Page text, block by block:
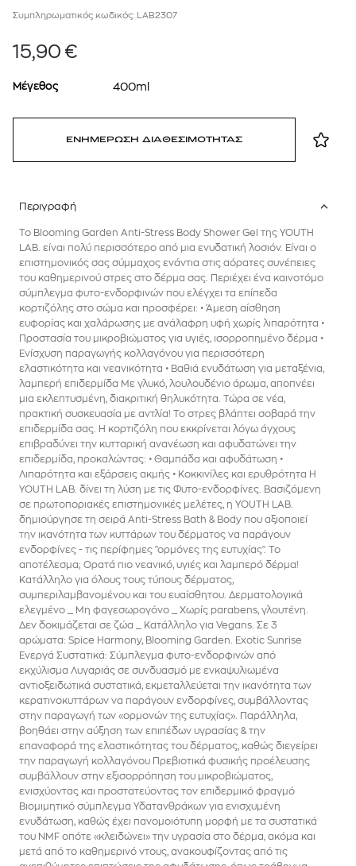
Συμπληρωματικός κωδικός: LAB2307
15,90 €
Μέγεθος 400ml
ΕΝΗΜΕΡΩΣΗ ΔΙΑΘΕΣΙΜΟΤΗΤΑΣ
Περιγραφή
Το Blooming Garden Anti-Stress Body Shower Gel της YOUTH
LAB. είναι πολύ περισσότερο από μια ενυδατική λοσιόν. Είναι ο
επιστημονικός σας σύμμαχος ενάντια στις αόρατες συνέπειες
του καθημερινού στρες στο δέρμα σας. Περιέχει ένα καινοτόμο
σύμπλεγμα φυτο-ενδορφινών που ελέγχει τα επίπεδα
κορτιζόλης στο σώμα και προσφέρει: • Άμεση αίσθηση
ευφορίας και χαλάρωσης με ανάλαφρη υφή χωρίς λιπαρότητα •
Προστασία του μικροβιώματος για υγιές, ισορροπημένο δέρμα •
Ενίσχυση παραγωγής κολλαγόνου για περισσότερη
ελαστικότητα και νεανικότητα • Βαθιά ενυδάτωση για μεταξένια,
λαμπερή επιδερμίδα Με γλυκό, λουλουδένιο άρωμα, αποπνέει
μια εκλεπτυσμένη, διακριτική θηλυκότητα. Τώρα σε νέα,
πρακτική συσκευασία με αντλία! Το στρες βλάπτει σοβαρά την
επιδερμίδα σας. Η κορτιζόλη που εκκρίνεται λόγω άγχους
επιβραδύνει την κυτταρική ανανέωση και αφυδατώνει την
επιδερμίδα, προκαλώντας: • Θαμπάδα και αφυδάτωση •
Λιπαρότητα και εξάρσεις ακμής • Κοκκινίλες και ερυθρότητα Η
YOUTH LAB. δίνει τη λύση με τις Φυτο-ενδορφίνες. Βασιζόμενη
σε πρωτοποριακές επιστημονικές μελέτες, η YOUTH LAB.
δημιούργησε τη σειρά Anti-Stress Bath & Body που αξιοποιεί
την ικανότητα των κυττάρων του δέρματος να παράγουν
ενδορφίνες - τις περίφημες "ορμόνες της ευτυχίας". Το
αποτέλεσμα; Ορατά πιο νεανικό, υγιές και λαμπερό δέρμα!
Κατάλληλο για όλους τους τύπους δέρματος,
συμπεριλαμβανομένου και του ευαίσθητου. Δερματολογικά
ελεγμένο _ Μη φαγεσωρογόνο _ Χωρίς parabens, γλουτένη.
Δεν δοκιμάζεται σε ζώα _ Κατάλληλο για Vegans. Σε 3
αρώματα: Spice Harmony, Blooming Garden. Exotic Sunrise
Ενεργά Συστατικά: Σύμπλεγμα φυτο-ενδορφινών από
εκχύλισμα Λυγαριάς σε συνδυασμό με ενκαψυλιωμένα
αντιοξειδωτικά συστατικά, εκμεταλλεύεται την ικανότητα των
κερατινοκυττάρων να παράγουν ενδορφίνες, συμβάλλοντας
στην παραγωγή των «ορμονών της ευτυχίας». Παράλληλα,
βοηθάει στην αύξηση των επιπέδων υγρασίας & την
επαναφορά της ελαστικότητας του δέρματος, καθώς διεγείρει
την παραγωγή κολλαγόνου Πρεβιοτικά φυσικής προέλευσης
συμβάλλουν στην εξισορρόπηση του μικροβιώματος,
ενισχύοντας και προστατεύοντας τον επιδερμικό φραγμό
Βιομιμητικό σύμπλεγμα Υδατανθράκων για ενισχυμένη
ενυδάτωση, καθώς έχει πανομοιότυπη μορφή με τα συστατικά
του NMF οπότε «κλειδώνει» την υγρασία στο δέρμα, ακόμα και
μετά από το καθημερινό ντους, ανακουφίζοντας από τις